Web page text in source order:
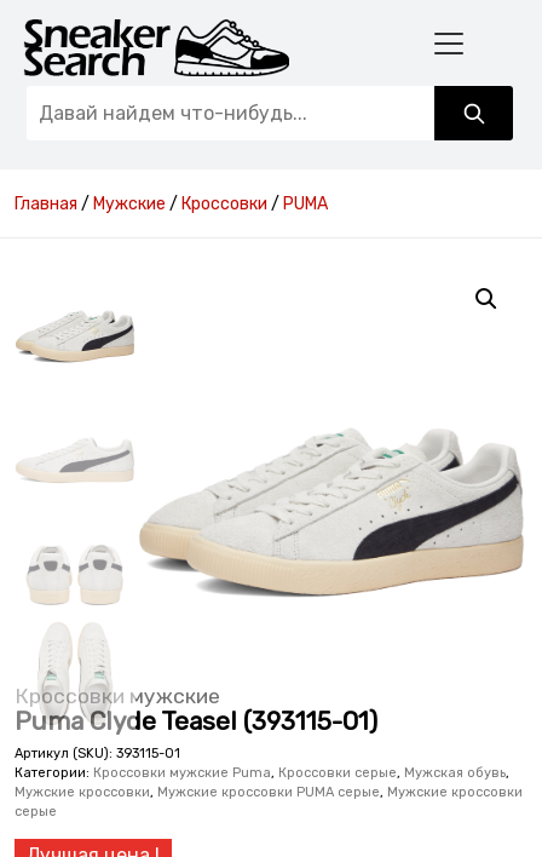
Главная / Мужские / Кроссовки / PUMA
Кроссовки мужские
Puma Clyde Teasel (393115-01)
Артикул (SKU): 393115-01
Категории: Кроссовки мужские Puma, Кроссовки серые, Мужская обувь,
Мужские кроссовки, Мужские кроссовки PUMA серые, Мужские кроссовки
серые